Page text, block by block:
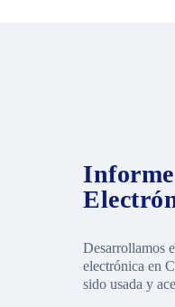
Desarrollamos
electrónica en
sido usada y